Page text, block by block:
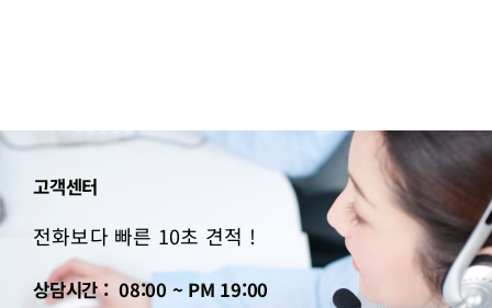
고객센터
전화보다 빠른 10초 견적 !
상담시간 : 08:00 ~ PM 19:00